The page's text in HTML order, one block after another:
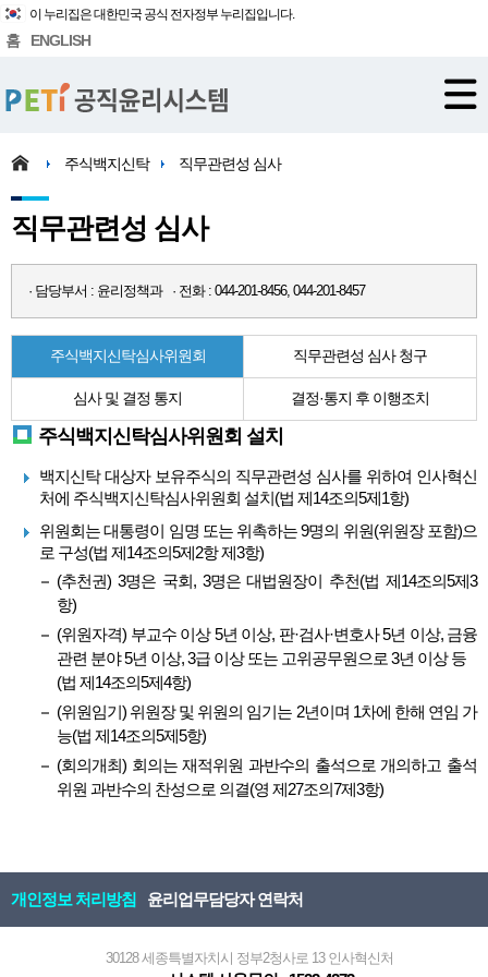
이 누리집은 대한민국 공식 전자정부 누리집입니다.
홈 ENGLISH
주식백지신탁 직무관련성 심사
직무관련성 심사
· 담당부서 : 윤리정책과 · 전화 : 044-201-8456, 044-201-8457
주식백지신탁심사위원회 직무관련성 심사 청구
심사 및 결정 통지 결정·통지 후 이행조치
주식백지신탁심사위원회 설치
백지신탁 대상자 보유주식의 직무관련성 심사를 위하여 인사혁신
처에 주식백지신탁심사위원회 설치(법 제14조의5제1항)
위원회는 대통령이 임명 또는 위촉하는 9명의 위원(위원장 포함)으
로 구성(법 제14조의5제2항 제3항)
(추천권) 3명은 국회, 3명은 대법원장이 추천(법 제14조의5제3
항)
(위원자격) 부교수 이상 5년 이상, 판·검사·변호사 5년 이상, 금융
관련 분야 5년 이상, 3급 이상 또는 고위공무원으로 3년 이상 등
(법 제14조의5제4항)
(위원임기) 위원장 및 위원의 임기는 2년이며 1차에 한해 연임 가
능(법 제14조의5제5항)
(회의개최) 회의는 재적위원 과반수의 출석으로 개의하고 출석
위원 과반수의 찬성으로 의결(영 제27조의7제3항)
개인정보 처리방침 윤리업무담당자 연락처
30128 세종특별자치시 정부2청사로 13 인사혁신처